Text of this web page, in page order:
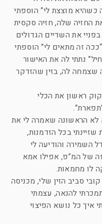
מוצצת לי” הוספתי
החזיה שלה, חזיה סקסית
את השדיים הגדולים
זה מתאים לי” הוספתי
נתתי לה את האישור
שצמחה לה, בזין שהזדקר
ראשון את הכלי
לא הראשונה שאמרה לי את
בכל הזדמנות,
השמירה והודיעה לי
של המ”פ, אפילו אמא
לו מחמאות.
סביב הזין שלי, מכניסה
להנאה, עצמתי
איך כל נושא הפיצוי